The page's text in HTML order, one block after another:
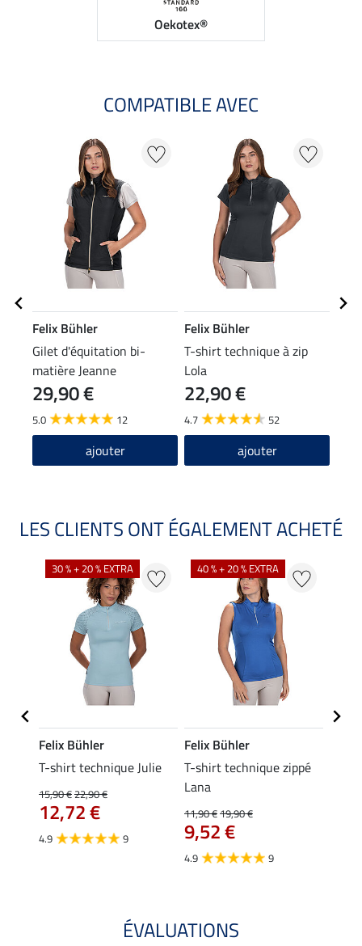
Oekotex®
COMPATIBLE AVEC
Felix Bühler
Gilet d'équitation bi-
matière Jeanne
29,90 €
5.0 12
ajouter
Felix Bühler
T-shirt technique à zip
Lola
22,90 €
4.7 52
ajouter
LES CLIENTS ONT ÉGALEMENT ACHETÉ
30 % + 20 % EXTRA
Felix Bühler
T-shirt technique Julie
15,90 €22,90 €
12,72 €
4.9 9
40 % + 20 % EXTRA
Felix Bühler
T-shirt technique zippé
Lana
11,90 €19,90 €
9,52 €
4.9 9
ÉVALUATIONS